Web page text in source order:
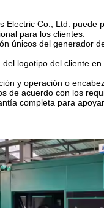
Electric Co., Ltd. puede
para los clientes.
únicos del generador
logotipo del cliente en
y operación o
de acuerdo con los
completa para